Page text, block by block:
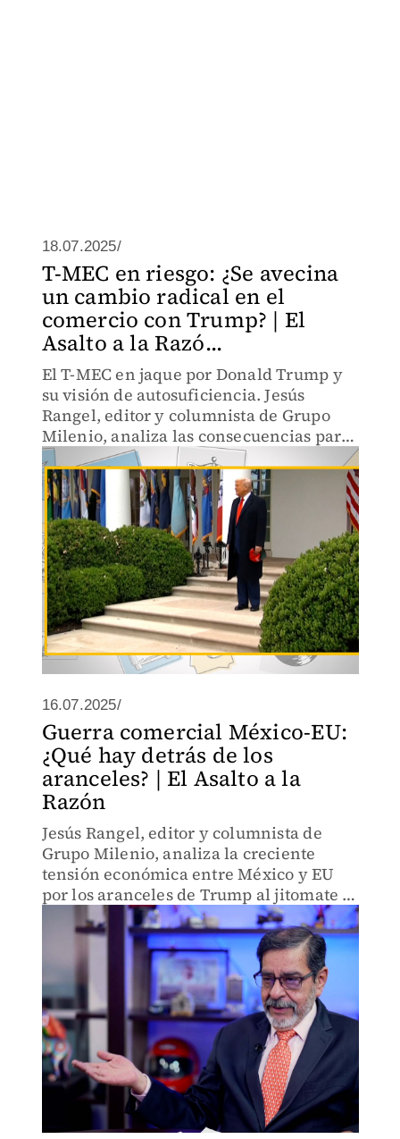
18.07.2025/
T-MEC en riesgo: ¿Se avecina
un cambio radical en el
comercio con Trump? | El
Asalto a la Razó...
El T-MEC en jaque por Donald Trump y
su visión de autosuficiencia. Jesús
Rangel, editor y columnista de Grupo
Milenio, analiza las consecuencias para
México y la interdependencia global.
16.07.2025/
Guerra comercial México-EU:
¿Qué hay detrás de los
aranceles? | El Asalto a la
Razón
Jesús Rangel, editor y columnista de
Grupo Milenio, analiza la creciente
tensión económica entre México y EU
por los aranceles de Trump al jitomate y
cobre. Descubre cómo esto frena la
inversión y el crecimiento económico.